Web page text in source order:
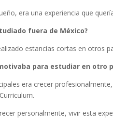
era una experiencia que
fuera de México?
estancias cortas en otros
para estudiar en otro
era crecer
personalmente, vivir esta